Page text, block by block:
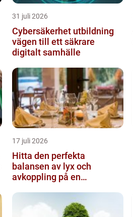
31 juli 2026
Cybersäkerhet utbildning
vägen till ett säkrare
digitalt samhälle
17 juli 2026
Hitta den perfekta
balansen av lyx och
avkoppling på en